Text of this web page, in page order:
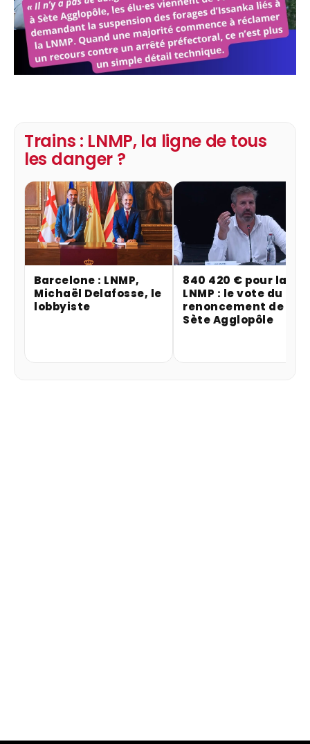
Trains : LNMP, la ligne de tous
les danger ?
Barcelone : LNMP,
Michaël Delafosse, le
lobbyiste
840 420 € pour la
LNMP : le vote du
renoncement de
Sète Agglopôle